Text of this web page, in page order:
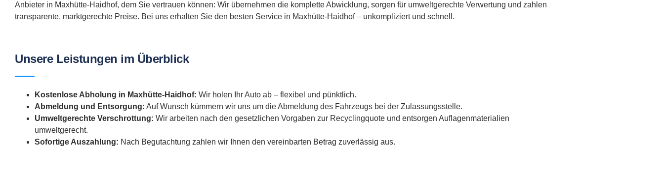
Anbieter in Maxhütte-Haidhof, dem Sie vertrauen können: Wir übernehmen die komplette Abwicklung, sorgen für umweltgerechte Verwertung und zahlen
transparente, marktgerechte Preise. Bei uns erhalten Sie den besten Service in Maxhütte-Haidhof – unkompliziert und schnell.
Unsere Leistungen im Überblick
Kostenlose Abholung in Maxhütte-Haidhof: Wir holen Ihr Auto ab – flexibel und pünktlich.
Abmeldung und Entsorgung: Auf Wunsch kümmern wir uns um die Abmeldung des Fahrzeugs bei der Zulassungsstelle.
Umweltgerechte Verschrottung: Wir arbeiten nach den gesetzlichen Vorgaben zur Recyclingquote und entsorgen Auflagenmaterialien
umweltgerecht.
Sofortige Auszahlung: Nach Begutachtung zahlen wir Ihnen den vereinbarten Betrag zuverlässig aus.